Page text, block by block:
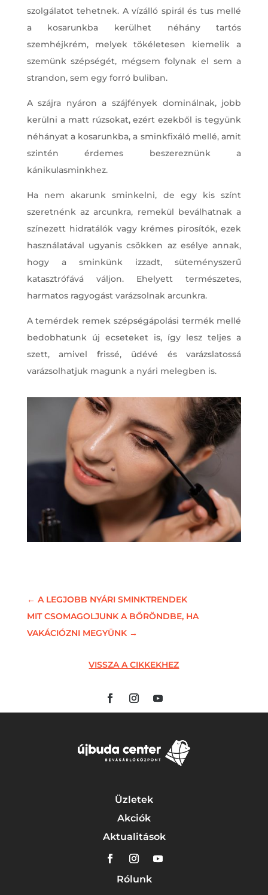
szolgálatot tehetnek. A vízálló spirál és tus mellé
a kosarunkba kerülhet néhány tartós
szemhéjkrém, melyek tökéletesen kiemelik a
szemünk szépségét, mégsem folynak el sem a
strandon, sem egy forró buliban.
A szájra nyáron a szájfények dominálnak, jobb
kerülni a matt rúzsokat, ezért ezekből is tegyünk
néhányat a kosarunkba, a sminkfixáló mellé, amit
szintén érdemes beszereznünk a
kánikulasminkhez.
Ha nem akarunk sminkelni, de egy kis színt
szeretnénk az arcunkra, remekül beválhatnak a
színezett hidratálók vagy krémes pirosítók, ezek
használatával ugyanis csökken az esélye annak,
hogy a sminkünk izzadt, süteményszerű
katasztrófává váljon. Ehelyett természetes,
harmatos ragyogást varázsolnak arcunkra.
A temérdek remek szépségápolási termék mellé
bedobhatunk új ecseteket is, így lesz teljes a
szett, amivel frissé, üdévé és varázslatossá
varázsolhatjuk magunk a nyári melegben is.
← A LEGJOBB NYÁRI SMINKTRENDEK
MIT CSOMAGOLJUNK A BŐRÖNDBE, HA
VAKÁCIÓZNI MEGYÜNK→
VISSZA A CIKKEKHEZ
Üzletek
Akciók
Aktualitások
Rólunk